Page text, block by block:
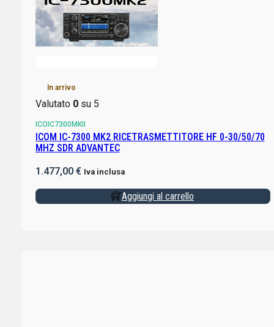
In arrivo
Valutato 0su 5
ICOIC7300MKII
ICOM IC-7300 MK2 RICETRASMETTITORE HF 0-30/50/70
MHZ SDR ADVANTEC
1.477,00 € Iva inclusa
Aggiungi al carrello